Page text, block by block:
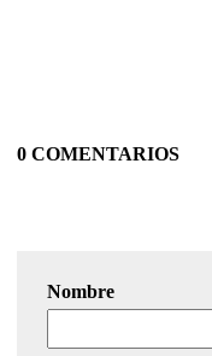
0 COMENTARIOS
Nombre